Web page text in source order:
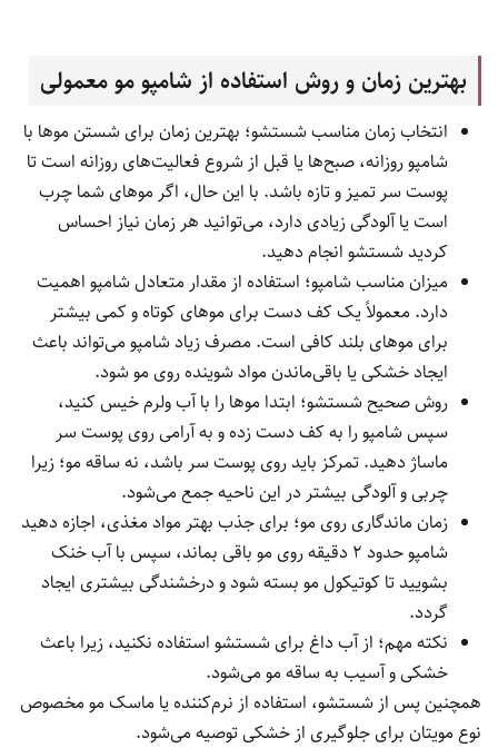
بهترین زمان و روش استفاده از شامپو مو معمولی
انتخاب زمان مناسب شستشو؛ بهترین زمان برای شستن موها با
شامپو روزانه، صبح‌ها یا قبل از شروع فعالیت‌های روزانه است تا
پوست سر تمیز و تازه باشد. با این حال، اگر موهای شما چرب
است یا آلودگی زیادی دارد، می‌توانید هر زمان نیاز احساس
کردید شستشو انجام دهید.
میزان مناسب شامپو؛ استفاده از مقدار متعادل شامپو اهمیت
دارد. معمولاً یک کف دست برای موهای کوتاه و کمی بیشتر
برای موهای بلند کافی است. مصرف زیاد شامپو می‌تواند باعث
ایجاد خشکی یا باقی‌ماندن مواد شوینده روی مو شود.
روش صحیح شستشو؛ ابتدا موها را با آب ولرم خیس کنید،
سپس شامپو را به کف دست زده و به آرامی روی پوست سر
ماساژ دهید. تمرکز باید روی پوست سر باشد، نه ساقه مو؛ زیرا
چربی و آلودگی بیشتر در این ناحیه جمع می‌شود.
زمان ماندگاری روی مو؛ برای جذب بهتر مواد مغذی، اجازه دهید
شامپو حدود ۲ دقیقه روی مو باقی بماند، سپس با آب خنک
بشویید تا کوتیکول مو بسته شود و درخشندگی بیشتری ایجاد
گردد.
نکته مهم؛ از آب داغ برای شستشو استفاده نکنید، زیرا باعث
خشکی و آسیب به ساقه مو می‌شود.
همچنین پس از شستشو، استفاده از نرم‌کننده یا ماسک مو مخصوص
نوع مویتان برای جلوگیری از خشکی توصیه می‌شود.